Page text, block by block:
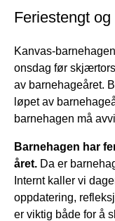
Feriestengt
Kanvas-
onsdag før
av barnehageåret.
løpet av
barnehagen må
Barnehagen har
året. Da er
Internt kaller vi
oppdatering,
er viktig både for å